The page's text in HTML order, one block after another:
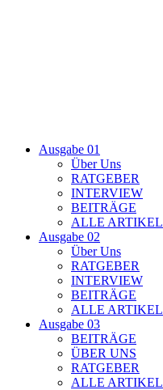
Ausgabe 01
Über Uns
RATGEBER
INTERVIEW
BEITRÄGE
ALLE ARTIKEL
Ausgabe 02
Über Uns
RATGEBER
INTERVIEW
BEITRÄGE
ALLE ARTIKEL
Ausgabe 03
BEITRÄGE
ÜBER UNS
RATGEBER
ALLE ARTIKEL